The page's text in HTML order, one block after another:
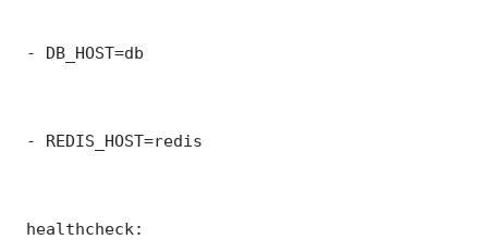
- DB_HOST=db
- REDIS_HOST=redis
healthcheck: